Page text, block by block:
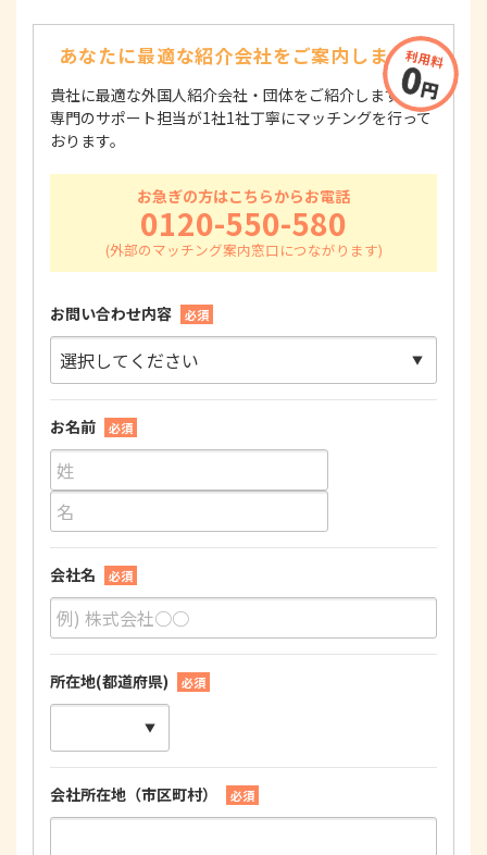
あなたに最適な紹介会社をご案内します！
貴社に最適な外国人紹介会社・団体をご紹介します！
専門のサポート担当が1社1社丁寧にマッチングを行って
おります。
お急ぎの方はこちらからお電話
0120-550-580
お問い合わせ内容 必須
お名前 必須
会社名 必須
所在地(都道府県) 必須
会社所在地（市区町村） 必須